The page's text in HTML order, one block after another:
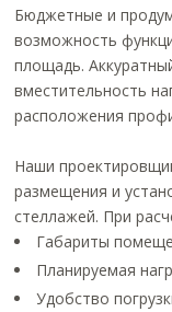
Бюджетные и
возможность
площадь.
вместительность
расположения
Наши
размещения и
стеллажей. При
Габариты
Планируемая
Удобство